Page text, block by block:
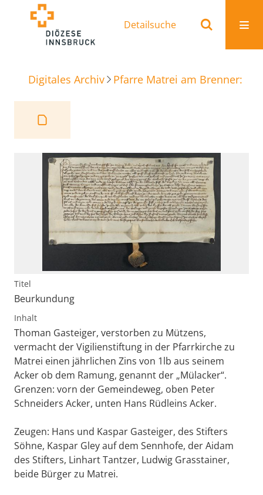
Detailsuche
Digitales Archiv Pfarre Matrei am Brenner:
Titel
Beurkundung
Inhalt
Thoman Gasteiger, verstorben zu Mützens,
vermacht der Vigilienstiftung in der Pfarrkirche zu
Matrei einen jährlichen Zins von 1lb aus seinem
Acker ob dem Ramung, genannt der „Mülacker“.
Grenzen: vorn der Gemeindeweg, oben Peter
Schneiders Acker, unten Hans Rüdleins Acker.
Zeugen: Hans und Kaspar Gasteiger, des Stifters
Söhne, Kaspar Gley auf dem Sennhofe, der Aidam
des Stifters, Linhart Tantzer, Ludwig Grasstainer,
beide Bürger zu Matrei.